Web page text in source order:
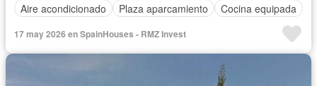
Aire acondicionado
Plaza aparcamiento Cocina equipada
17 may 2026 en SpainHouses - RMZ Invest